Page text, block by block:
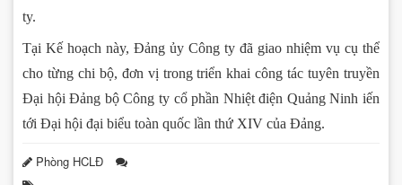
ty.
Tại Kế hoạch này, Đảng ủy Công ty đã giao nhiệm vụ cụ thể
cho từng chi bộ, đơn vị trong triển khai công tác tuyên truyền
Đại hội Đảng bộ Công ty cổ phần Nhiệt điện Quảng Ninh iến
tới Đại hội đại biểu toàn quốc lần thứ XIV của Đảng.
Phòng HCLĐ